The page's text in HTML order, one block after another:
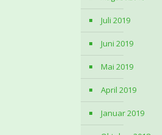
Juli 2019
Juni 2019
Mai 2019
April 2019
Januar 2019